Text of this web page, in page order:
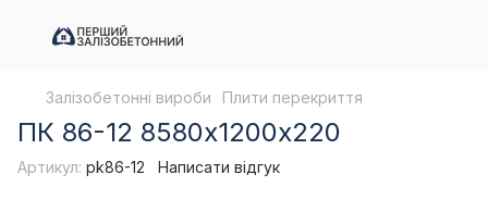
Залізобетонні вироби Плити перекриття
ПК 86-12 8580х1200х220
Артикул: pk86-12 Написати відгук